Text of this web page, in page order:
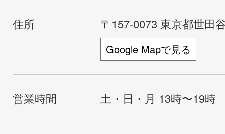
住所 〒157-0073 東京都世田
Google Mapで見る
営業時間 土・日・月 13時〜19時